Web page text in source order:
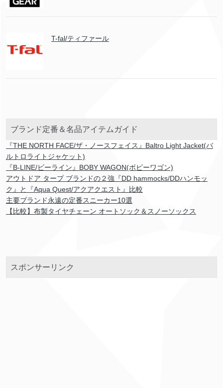
T-fal/ティファール
ブランド定番＆名品アイテムガイド
『THE NORTH FACE/ザ・ノースフェイス』Baltro Light Jacket(バ
ルトロライトジャケット)
『B-LINE/ビーライン』BOBY WAGON(ボビーワゴン)
アウトドア タープ ブランドの２強『DD hammocks/DDハンモッ
ク』と『Aqua Quest/アクアクエスト』比較
主要ブランド永遠の定番スニーカー10選
【比較】布製タイヤチェーン オートソック＆スノーソックス
スポンサーリンク